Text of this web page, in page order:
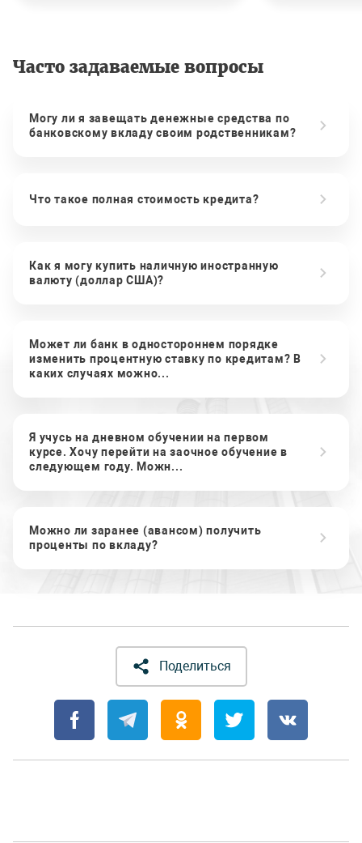
Часто задаваемые вопросы
Могу ли я завещать денежные средства по
банковскому вкладу своим родственникам?
Что такое полная стоимость кредита?
Как я могу купить наличную иностранную
валюту (доллар США)?
Может ли банк в одностороннем порядке
изменить процентную ставку по кредитам? В
каких случаях можно...
Я учусь на дневном обучении на первом
курсе. Хочу перейти на заочное обучение в
следующем году. Можн...
Можно ли заранее (авансом) получить
проценты по вкладу?
Поделиться